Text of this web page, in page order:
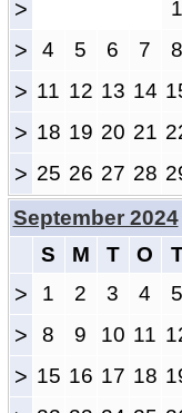
> 1
> 4 5 6 7 8
> 11 12 13 14
> 18 19 20 21
> 25 26 27 28
September 2024
S
M T O
> 1 2 3 4 5
> 8 9 10 11
> 15 16 17 18